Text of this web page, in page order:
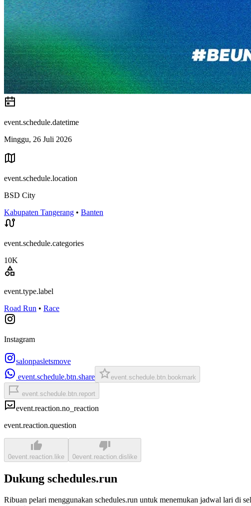
event.schedule.datetime
Minggu, 26 Juli 2026
event.schedule.location
BSD City
Kabupaten Tangerang • Banten
event.schedule.categories
10K
event.type.label
Road Run • Race
Instagram
salonpasletsmove
event.schedule.btn.share
event.schedule.btn.bookmark
event.schedule.btn.report
event.reaction.no_reaction
event.reaction.question
0event.reaction.like 0event.reaction.dislike
Dukung schedules.run
Ribuan pelari menggunakan schedules.run untuk menemukan jadwal lari di